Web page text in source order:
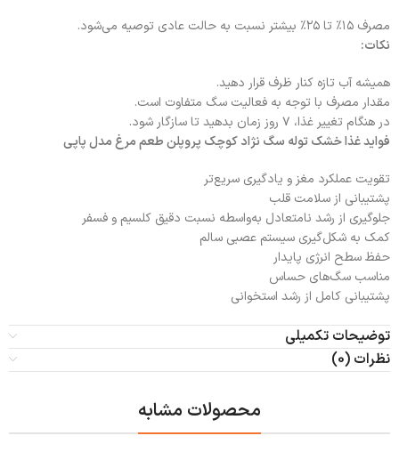
مصرف ۱۵٪ تا ۲۵٪ بیشتر نسبت به حالت عادی توصیه می‌شود.
نکات:
همیشه آب تازه کنار ظرف قرار دهید.
مقدار مصرف با توجه به فعالیت سگ متفاوت است.
در هنگام تغییر غذا، ۷ روز زمان بدهید تا سازگار شود.
فواید غذا خشک توله سگ نژاد کوچک پروپلن طعم مرغ مدل پاپی
تقویت عملکرد مغز و یادگیری سریع‌تر
پشتیبانی از سلامت قلب
جلوگیری از رشد نامتعادل به‌واسطه نسبت دقیق کلسیم و فسفر
کمک به شکل‌گیری سیستم عصبی سالم
حفظ سطح انرژی پایدار
مناسب سگ‌های حساس
پشتیبانی کامل از رشد استخوانی
توضیحات تکمیلی
نظرات (0)
محصولات مشابه